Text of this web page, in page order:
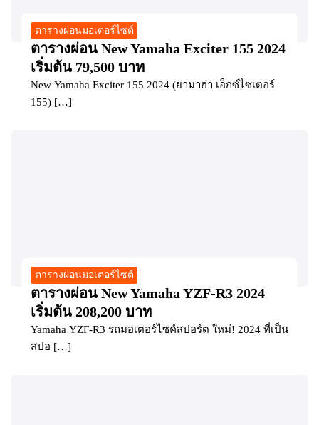
ตารางผ่อนมอเตอร์ไซต์
ตารางผ่อน New Yamaha Exciter 155 2024
เริ่มต้น 79,500 บาท
New Yamaha Exciter 155 2024 (ยามาฮ่า เอ็กซ์ไซเตอร์
155) […]
ตารางผ่อนมอเตอร์ไซต์
ตารางผ่อน New Yamaha YZF-R3 2024
เริ่มต้น 208,200 บาท
Yamaha YZF-R3 รถมอเตอร์ไซค์สปอร์ต ใหม่! 2024 ที่เป็น
สปอ […]